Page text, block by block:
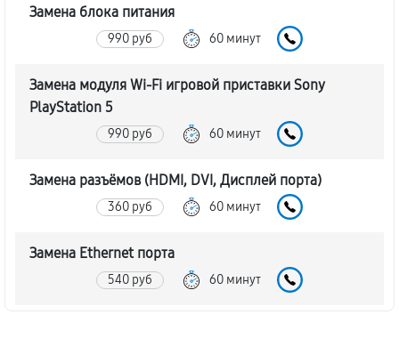
Замена блока питания
990 руб 60 минут
Замена модуля Wi-Fi игровой приставки Sony
PlayStation 5
990 руб 60 минут
Замена разъёмов (HDMI, DVI, Дисплей порта)
360 руб 60 минут
Замена Ethernet порта
540 руб 60 минут